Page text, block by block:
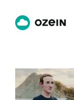
Ver
imagen